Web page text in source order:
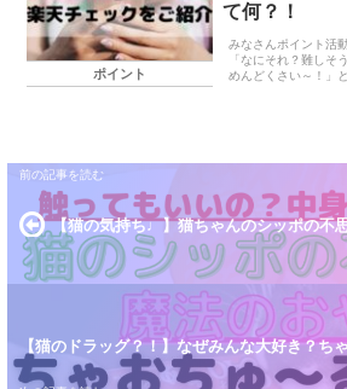
ポイント
て何？！
みなさんポイント活
「なにそれ？難しそ
めんどくさい～！」
【猫の気持ち♩】猫ちゃんのシッポの不
【猫のドラッグ？！】なぜみんな大好き？ち